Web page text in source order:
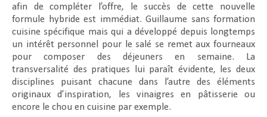
afin de compléter l’offre, le succès de cette nouvelle
formule hybride est immédiat. Guillaume sans formation
cuisine spécifique mais qui a développé depuis longtemps
un intérêt personnel pour le salé se remet aux fourneaux
pour composer des déjeuners en semaine. La
transversalité des pratiques lui paraît évidente, les deux
disciplines puisant chacune dans l’autre des éléments
originaux d’inspiration, les vinaigres en pâtisserie ou
encore le chou en cuisine par exemple.